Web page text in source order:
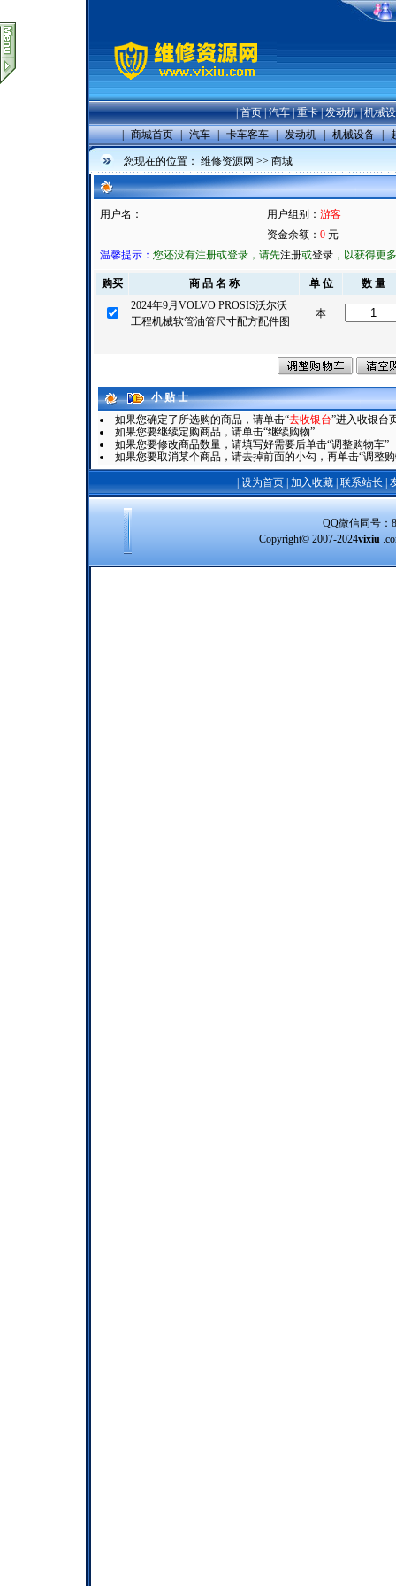
|首页|汽车|重卡|发动机|机械
| 商城首页 | 汽车 | 卡车客车 | 发动机 | 机械设备 |
您现在的位置： 维修资源网 >> 商城
用户名： 用户组别： 游客
资金余额： 0 元
温馨提示： 您还没有注册或登录，请先注册或登录 ，以获得更
购买 商 品 名 称 单 位
数 量
2024年9月VOLVO PROSIS沃尔沃
工程机械软管油管尺寸配方配件图
本
小 贴 士
如果您确定了所选购的商品，请单击“去收银台”进入收银台
如果您要继续定购商品，请单击“继续购物”
如果您要修改商品数量，请填写好需要后单击“调整购物车”
如果您要取消某个商品，请去掉前面的小勾，再单击“调整
设为首页| 加入收藏| 联系站长
QQ微信同号：
Copyright© 2007-2024vixiu